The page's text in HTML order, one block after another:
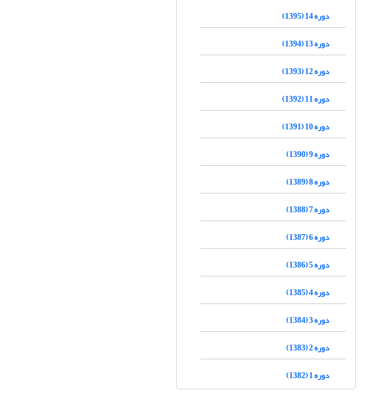
دوره 14 (1395)
دوره 13 (1394)
دوره 12 (1393)
دوره 11 (1392)
دوره 10 (1391)
دوره 9 (1390)
دوره 8 (1389)
دوره 7 (1388)
دوره 6 (1387)
دوره 5 (1386)
دوره 4 (1385)
دوره 3 (1384)
دوره 2 (1383)
دوره 1 (1382)